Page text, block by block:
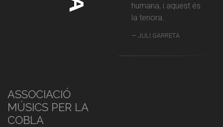
humana, i aquest és
la tenora.
JULI GARRETA
ASSOCIACIÓ
MÚSICS PER LA
COBLA